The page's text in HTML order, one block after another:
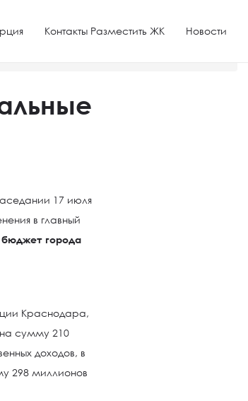
Контакты Разместить ЖК Новости
17 июля
в главный
бюджет города
Краснодара,
на сумму 210
доходов, в
298 миллионов